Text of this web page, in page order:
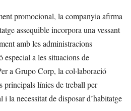
promocional, la companyia afirma
assequible incorpora una vessant
amb les administracions
a les situacions de
a Grupo Corp, la col·laboració
principals línies de treball per
la necessitat de disposar d’habitatge